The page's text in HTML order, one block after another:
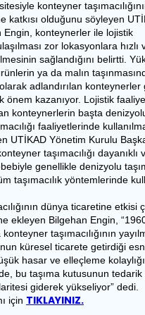
konteyner
katkısı olduğunu söyleyen
Engin, konteynerler ile lojistik
zor lokasyonlara hızlı
sağlandığını belirtti.
ya da malın
adlandırılan konteynerler
önem kazanıyor. Lojistik
konteynerlerin başta
faaliyetlerinde
UTİKAD Yönetim Kurulu
taşımacılığı dayanıklı
genellikle denizyolu
taşımacılık yöntemlerinde
dünya ticaretine etkisi
ekleyen Bilgehan Engin,
taşımacılığının
küresel ticarete getirdiği
hasar ve elleçleme
bu taşıma kutusunun tedarik
giderek yükseliyor” dedi.
için TIKLAYINIZ.